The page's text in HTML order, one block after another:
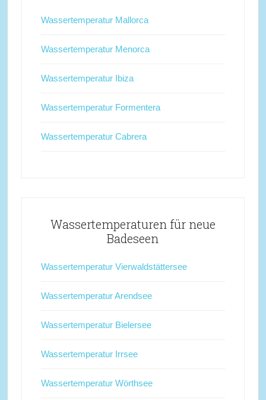
Wassertemperatur Mallorca
Wassertemperatur Menorca
Wassertemperatur Ibiza
Wassertemperatur Formentera
Wassertemperatur Cabrera
Wassertemperaturen für neue
Badeseen
Wassertemperatur Vierwaldstättersee
Wassertemperatur Arendsee
Wassertemperatur Bielersee
Wassertemperatur Irrsee
Wassertemperatur Wörthsee